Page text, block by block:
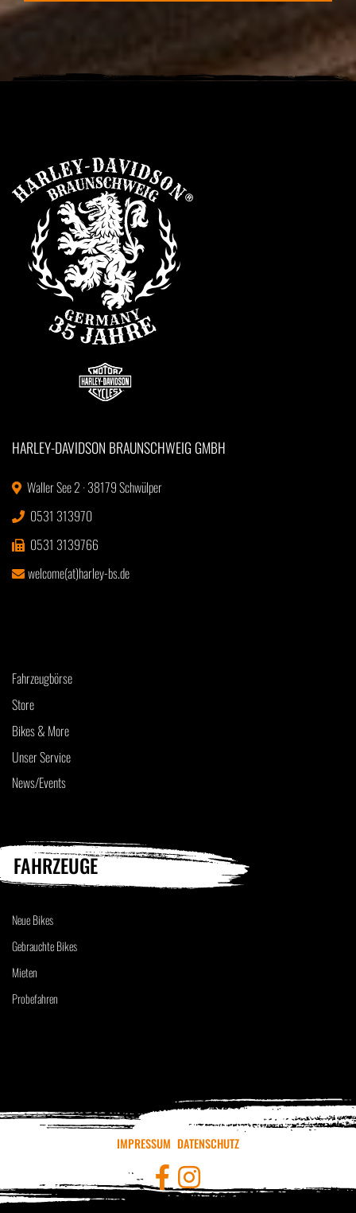
HARLEY-DAVIDSON BRAUNSCHWEIG GMBH
Waller See 2 · 38179 Schwülper
0531 313970
0531 3139766
welcome(at)harley-bs.de
Fahrzeugbörse
Store
Bikes & More
Unser Service
News/Events
FAHRZEUGE
Neue Bikes
Gebrauchte Bikes
Mieten
Probefahren
IMPRESSUM DATENSCHUTZ